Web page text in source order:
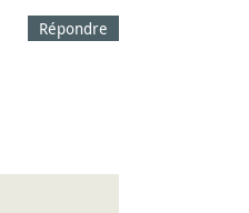
Répondre